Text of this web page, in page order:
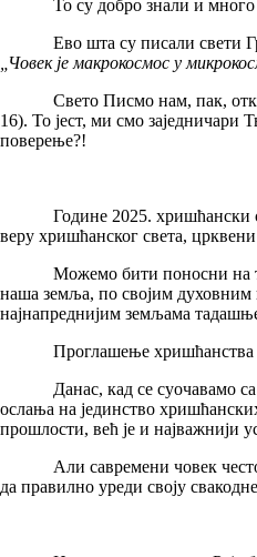
То су добро знали и много
Ево шта су писали свети
„Човек је макрокосмос у
Свето Писмо нам, пак,
16). То јест, ми смо
поверење?!
Године 2025. хришћански свет
веру хришћанског света,
Можемо бити поносни на то
наша земља, по својим духовним
најнапреднијим земљама
Проглашење хришћанства за
Данас, кад се суочавамо са
ослања на јединство
прошлости, већ је и најважнији
Али савремени човек често не
да правилно уреди своју